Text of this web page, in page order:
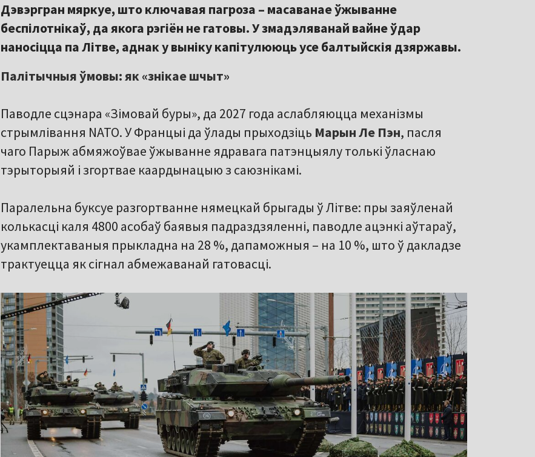
Дэвэргран мяркуе, што ключавая пагроза – масаванае ўжыванне
беспілотнікаў, да якога рэгіён не гатовы. У змадэляванай вайне ўдар
наносіцца па Літве, аднак у выніку капітулююць усе балтыйскія дзяржавы.
Палітычныя ўмовы: як «знікае шчыт»
Паводле сцэнара «Зімовай буры», да 2027 года аслабляюцца механізмы
стрымлівання NATO. У Францыі да ўлады прыходзіць Марын Ле Пэн, пасля
чаго Парыж абмяжоўвае ўжыванне ядравага патэнцыялу толькі ўласнаю
тэрыторыяй і згортвае каардынацыю з саюзнікамі.
Паралельна буксуе разгортванне нямецкай брыгады ў Літве: пры заяўленай
колькасці каля 4800 асобаў баявыя падраздзяленні, паводле ацэнкі аўтараў,
укамплектаваныя прыкладна на 28 %, дапаможныя – на 10 %, што ў дакладзе
трактуецца як сігнал абмежаванай гатовасці.